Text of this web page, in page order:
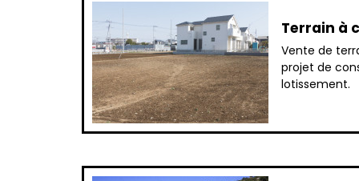
Terrain à
Vente de
projet de
lotissement.